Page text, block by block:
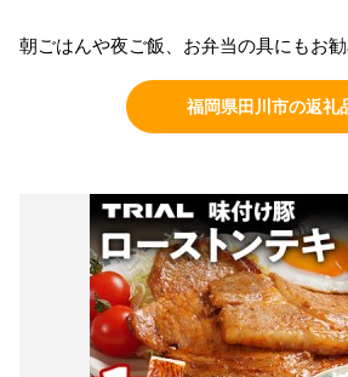
朝ごはんや夜ご飯、お弁当の具にもお
福岡県田川市の返礼